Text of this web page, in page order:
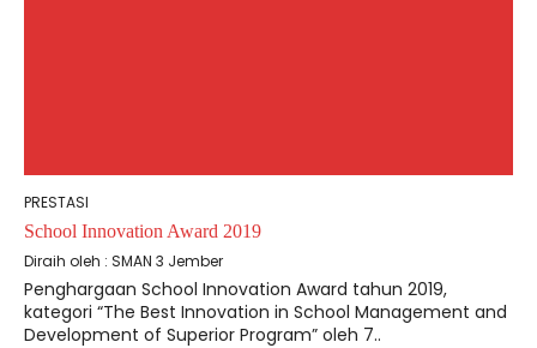
PRESTASI
School Innovation Award 2019
Diraih oleh : SMAN 3 Jember
Penghargaan School Innovation Award tahun 2019,
kategori “The Best Innovation in School Management and
Development of Superior Program” oleh 7..